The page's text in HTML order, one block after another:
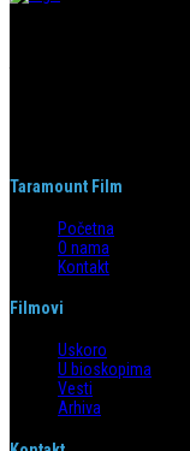
Taramount Film
Početna
O nama
Kontakt
Filmovi
Uskoro
U bioskopima
Vesti
Arhiva